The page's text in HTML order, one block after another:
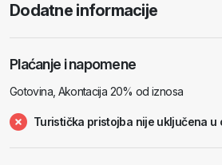
Dodatne informacije
Plaćanje i napomene
Gotovina, Akontacija 20% od iznosa
Turistička pristojba nije uključena u